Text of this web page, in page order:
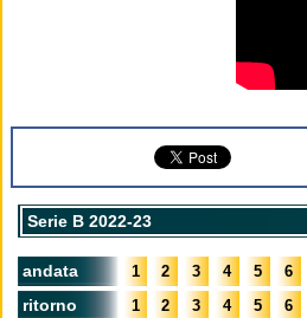
Serie B 2022-23
andata 1 2 3 4 5 6
ritorno 1 2 3 4 5 6